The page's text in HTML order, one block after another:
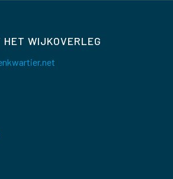
HET WIJKOVERLEG